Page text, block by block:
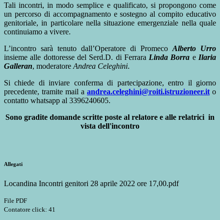
Tali incontri, in modo semplice e qualificato, si propongono come
un percorso di accompagnamento e sostegno al compito educativo
genitoriale, in particolare nella situazione emergenziale nella quale
continuiamo a vivere.
L’incontro sarà tenuto dall’Operatore di Promeco Alberto Urro
insieme alle dottoresse del Serd.D. di Ferrara Linda Borra e Ilaria
Galleran, moderatore Andrea Celeghini.
Si chiede di inviare conferma di partecipazione, entro il giorno
precedente, tramite mail a andrea.celeghini@roiti.istruzioneer.it o
contatto whatsapp al 3396240605.
Sono gradite domande scritte poste al relatore e alle relatrici in
vista dell'incontro
Allegati
Locandina Incontri genitori 28 aprile 2022 ore 17,00.pdf
File PDF
Contatore click: 41